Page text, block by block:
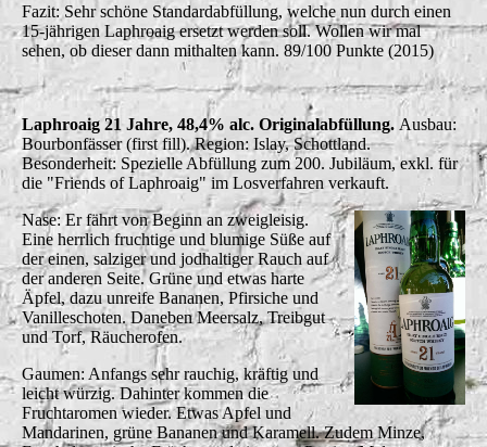
Fazit: Sehr schöne Standardabfüllung, welche nun durch einen
15-jährigen Laphroaig ersetzt werden soll. Wollen wir mal
sehen, ob dieser dann mithalten kann. 89/100 Punkte (2015)
Laphroaig 21 Jahre, 48,4% alc. Originalabfüllung. Ausbau:
Bourbonfässer (first fill). Region: Islay, Schottland.
Besonderheit: Spezielle Abfüllung zum 200. Jubiläum, exkl. für
die "Friends of Laphroaig" im Losverfahren verkauft.
Nase: Er fährt von Beginn an zweigleisig.
Eine herrlich fruchtige und blumige Süße auf
der einen, salziger und jodhaltiger Rauch auf
der anderen Seite. Grüne und etwas harte
Äpfel, dazu unreife Bananen, Pfirsiche und
Vanilleschoten. Daneben Meersalz, Treibgut
und Torf, Räucherofen.
Gaumen: Anfangs sehr rauchig, kräftig und
leicht würzig. Dahinter kommen die
Fruchtaromen wieder. Etwas Apfel und
Mandarinen, grüne Bananen und Karamell. Zudem Minze,